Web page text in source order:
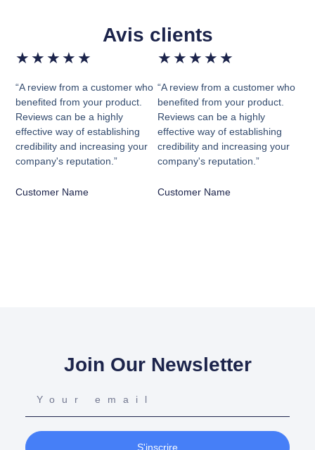
Avis clients
★ ★ ★ ★ ★
“A review from a customer who
benefited from your product.
Reviews can be a highly
effective way of establishing
credibility and increasing your
company's reputation.”
Customer Name
★ ★ ★ ★ ★
“A review from a customer who
benefited from your product.
Reviews can be a highly
effective way of establishing
credibility and increasing your
company's reputation.”
Customer Name
Join Our Newsletter
S'inscrire